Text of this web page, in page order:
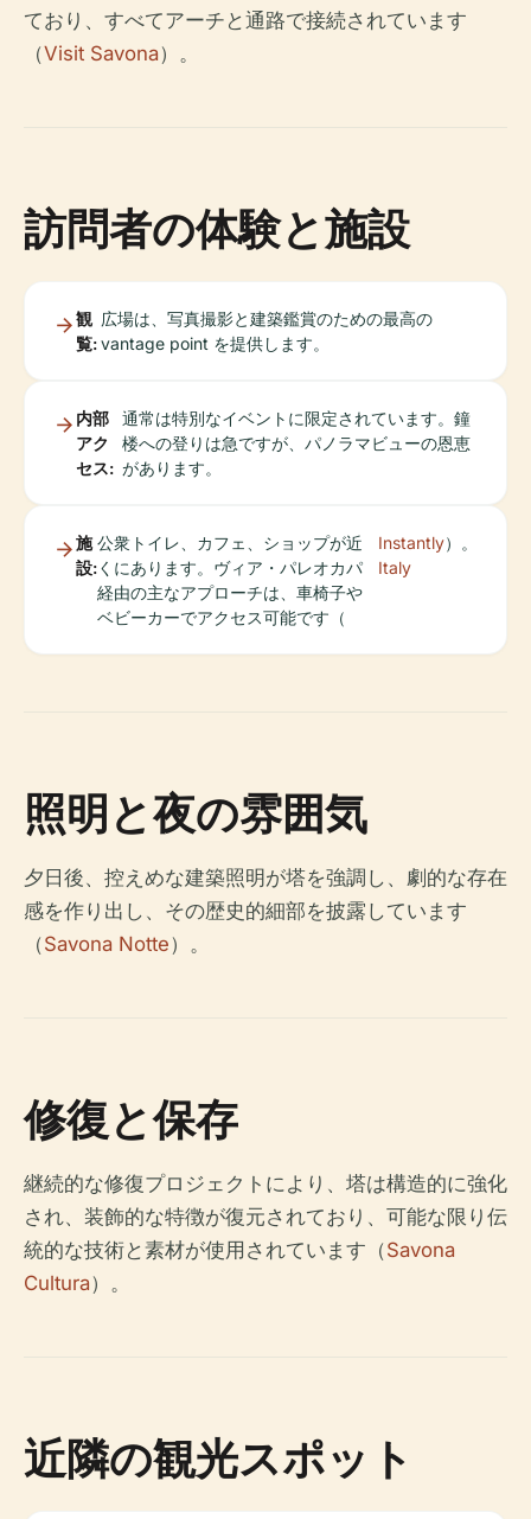
ており、すべてアーチと通路で接続されています
（Visit Savona）。
訪問者の体験と施設
観
覧:
広場は、写真撮影と建築鑑賞のための最高の
vantage point を提供します。
内部
アク
セス:
通常は特別なイベントに限定されています。鐘
楼への登りは急ですが、パノラマビューの恩恵
があります。
施
設:
公衆トイレ、カフェ、ショップが近
くにあります。ヴィア・パレオカパ
経由の主なアプローチは、車椅子や
ベビーカーでアクセス可能です（
Instantly
Italy
）。
照明と夜の雰囲気
夕日後、控えめな建築照明が塔を強調し、劇的な存在
感を作り出し、その歴史的細部を披露しています
（Savona Notte）。
修復と保存
継続的な修復プロジェクトにより、塔は構造的に強化
され、装飾的な特徴が復元されており、可能な限り伝
統的な技術と素材が使用されています（Savona
Cultura）。
近隣の観光スポット